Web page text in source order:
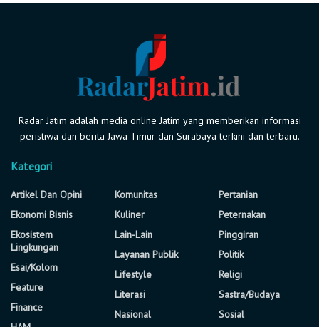
Radar Jatim adalah media online Jatim yang memberikan informasi
peristiwa dan berita Jawa Timur dan Surabaya terkini dan terbaru.
Kategori
Artikel Dan Opini
Ekonomi Bisnis
Ekosistem
Lingkungan
Esai/Kolom
Feature
Finance
Komunitas
Kuliner
Lain-Lain
Layanan Publik
Lifestyle
Literasi
Nasional
Pertanian
Peternakan
Pinggiran
Politik
Religi
Sastra/Budaya
Sosial